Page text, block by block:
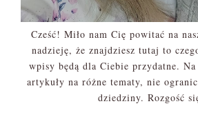
Cześć! Miło nam Cię powitać na
nadzieję, że znajdziesz tutaj to
wpisy będą dla Ciebie przydatne.
artykuły na różne tematy, nie
dziedziny. Rozgość